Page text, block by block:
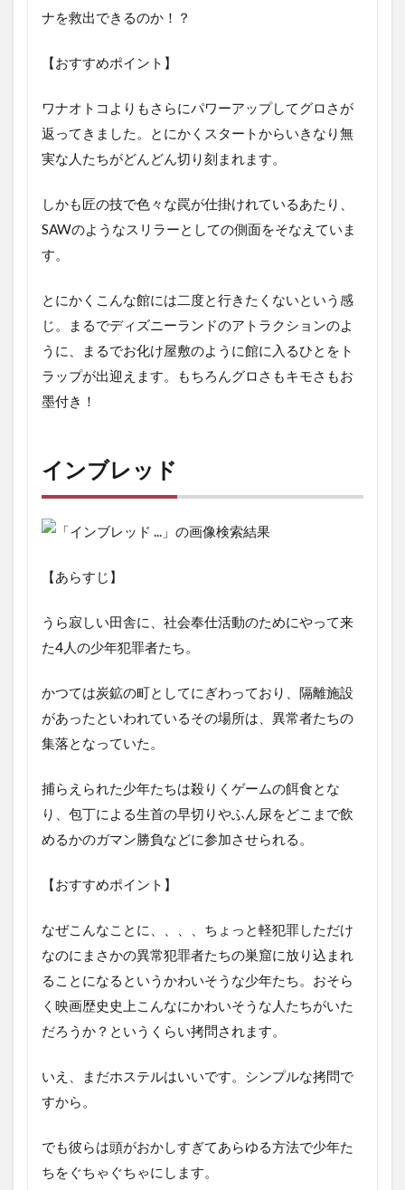
ナを救出できるのか！？
【おすすめポイント】
ワナオトコよりもさらにパワーアップしてグロさが
返ってきました。とにかくスタートからいきなり無
実な人たちがどんどん切り刻まれます。
しかも匠の技で色々な罠が仕掛けれているあたり、
SAWのようなスリラーとしての側面をそなえていま
す。
とにかくこんな館には二度と行きたくないという感
じ。まるでディズニーランドのアトラクションのよ
うに、まるでお化け屋敷のように館に入るひとをト
ラップが出迎えます。もちろんグロさもキモさもお
墨付き！
インブレッド
【あらすじ】
うら寂しい田舎に、社会奉仕活動のためにやって来
た4人の少年犯罪者たち。
かつては炭鉱の町としてにぎわっており、隔離施設
があったといわれているその場所は、異常者たちの
集落となっていた。
捕らえられた少年たちは殺りくゲームの餌食とな
り、包丁による生首の早切りやふん尿をどこまで飲
めるかのガマン勝負などに参加させられる。
【おすすめポイント】
なぜこんなことに、、、、ちょっと軽犯罪しただけ
なのにまさかの異常犯罪者たちの巣窟に放り込まれ
ることになるというかわいそうな少年たち。おそら
く映画歴史史上こんなにかわいそうな人たちがいた
だろうか？というくらい拷問されます。
いえ、まだホステルはいいです。シンプルな拷問で
すから。
でも彼らは頭がおかしすぎてあらゆる方法で少年た
ちをぐちゃぐちゃにします。